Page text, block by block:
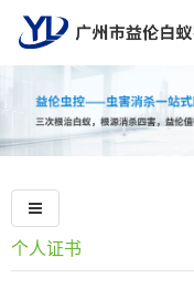
个人证书